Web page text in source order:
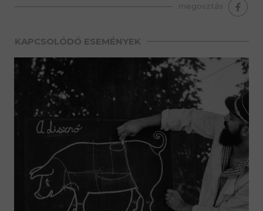
megosztás
KAPCSOLÓDÓ ESEMÉNYEK